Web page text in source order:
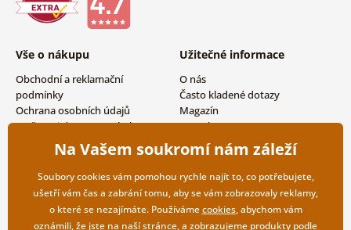
Vše o nákupu
Obchodní a reklamační
podmínky
Ochrana osobních údajů
Možnosti dopravy a platby
Vrácení zboží
Užitečné informace
O nás
Často kladené dotazy
Magazín
Kontakty
Velkoobchodní spolupráce
Na Vašem soukromí nám záleží
Soubory cookies vám pomohou rychle najít to, co potřebujete,
ušetří vám čas a zabrání tomu, aby se vám zobrazovaly reklamy,
o které se nezajímáte. Používámecookies, abychom vám
oznámili, že jste na naší stránce, a zobrazujeme produkty podle